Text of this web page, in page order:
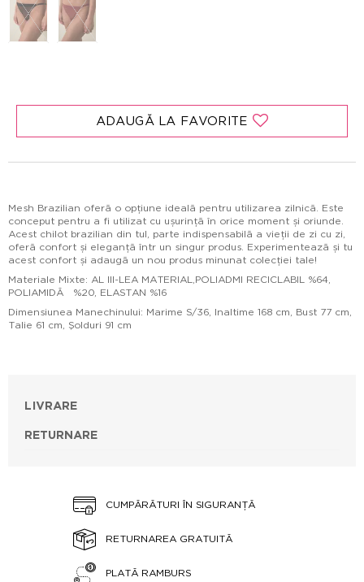
ADAUGĂ LA FAVORITE
Mesh Brazilian oferă o opțiune ideală pentru utilizarea zilnică. Este
conceput pentru a fi utilizat cu ușurință în orice moment și oriunde.
Acest chilot brazilian din tul, parte indispensabilă a vieții de zi cu zi,
oferă confort și eleganță într un singur produs. Experimentează și tu
acest confort și adaugă un nou produs minunat colecției tale!
Materiale Mixte: AL III-LEA MATERIAL,POLIADMI RECICLABIL %64,
POLIAMIDĂ %20, ELASTAN %16
Dimensiunea Manechinului: Marime S/36, Inaltime 168 cm, Bust 77 cm,
Talie 61 cm, Şolduri 91 cm
LIVRARE
RETURNARE
CUMPĂRĂTURI ÎN SIGURANȚĂ
RETURNAREA GRATUITĂ
PLATĂ RAMBURS